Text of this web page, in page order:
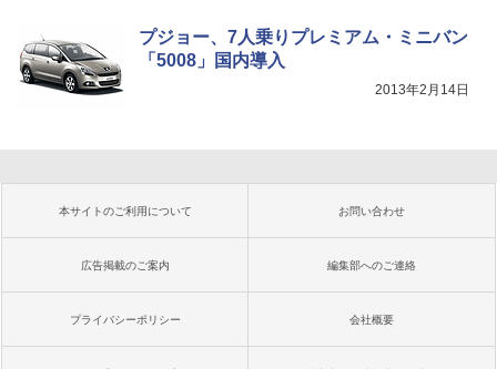
プジョー、7人乗りプレミアム・ミニバン
「5008」国内導入
2013年2月14日
本サイトのご利用について お問い合わせ
広告掲載のご案内 編集部へのご連絡
プライバシーポリシー 会社概要